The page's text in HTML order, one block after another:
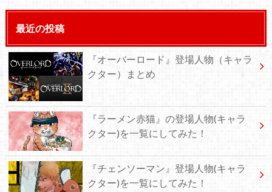
最近の投稿
『オーバーロード』登場人物（キャラ
クター）まとめ
『ラーメン赤猫』の登場人物(キャラ
クター)を一覧にしてみた！
『チェンソーマン』登場人物(キャラ
クター)を一覧にしてみた！